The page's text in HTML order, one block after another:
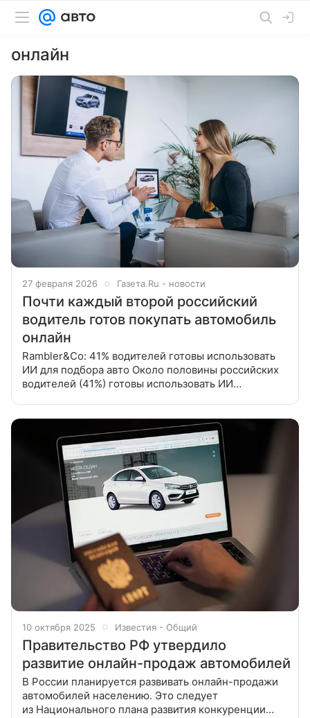
онлайн
27 февраля 2026 Газета.Ru - новости
Почти каждый второй российский
водитель готов покупать автомобиль
онлайн
Rambler&Co: 41% водителей готовы использовать
ИИ для подбора авто Около половины российских
водителей (41%) готовы использовать ИИ
10 октября 2025 Известия - Общий
Правительство РФ утвердило
развитие онлайн-продаж автомобилей
В России планируется развивать онлайн-продажи
автомобилей населению. Это следует
из Национального плана развития конкуренции